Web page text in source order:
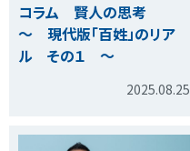
コラム 賢人の思考
～ 現代版「百姓」のリア
ル その１ ～
2025.08.25